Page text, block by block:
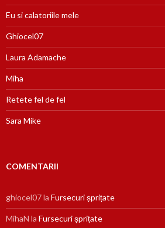
Eu si calatoriile mele
Ghiocel07
Laura Adamache
Miha
Retete fel de fel
Sara Mike
COMENTARII
ghiocel07la Fursecuri șprițate
MihaN la Fursecuri șprițate